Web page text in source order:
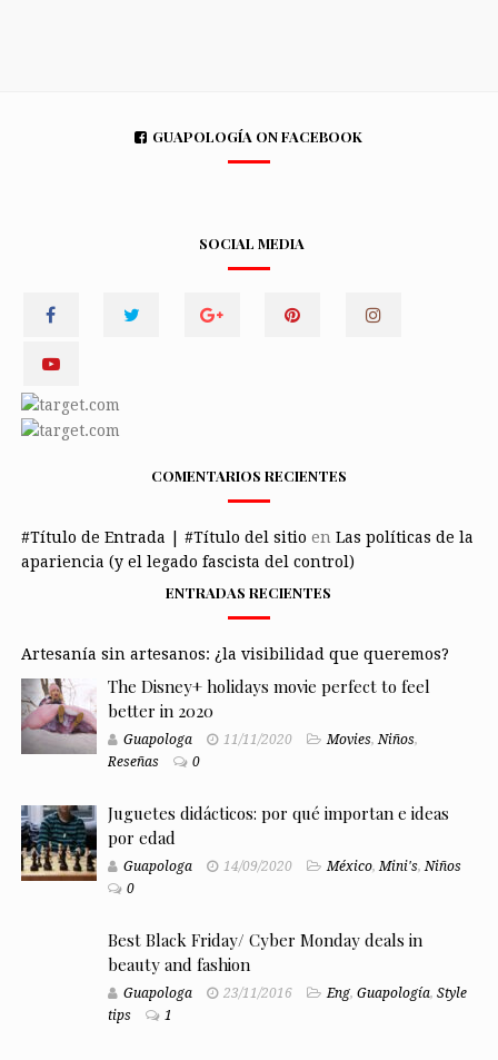
GUAPOLOGÍA ON FACEBOOK
SOCIAL MEDIA
COMENTARIOS RECIENTES
#Título de Entrada | #Título del sitio en Las políticas de la
apariencia (y el legado fascista del control)
ENTRADAS RECIENTES
Artesanía sin artesanos: ¿la visibilidad que queremos?
The Disney+ holidays movie perfect to feel
better in 2020
Guapologa 11/11/2020 Movies,Niños,
Reseñas
0
Juguetes didácticos: por qué importan e ideas
por edad
Guapologa 14/09/2020 México,Mini's,Niños
0
Best Black Friday/ Cyber Monday deals in
beauty and fashion
Guapologa 23/11/2016 Eng, Guapología, Style
tips
1